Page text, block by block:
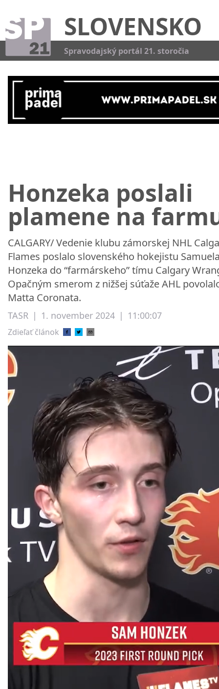
SLOVENSKO
Spravodajský portál 21. storočia
Honzeka poslali
plamene na
CALGARY/ Vedenie klubu zámorskej NHL
Flames poslalo slovenského hokejistu
Honzeka do “farmárskeho” tímu Calgary
Opačným smerom z nižšej súťaže AHL
Matta Coronata.
TASR | 1. november 2024 | 11:00:07
Zdieľať článok